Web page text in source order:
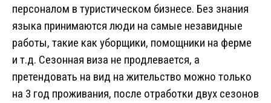
персоналом в туристическом бизнесе. Без знания
языка принимаются люди на самые незавидные
работы, такие как уборщики, помощники на ферме
и т.д. Сезонная виза не продлевается, а
претендовать на вид на жительство можно только
на 3 год проживания, после отработки двух сезонов